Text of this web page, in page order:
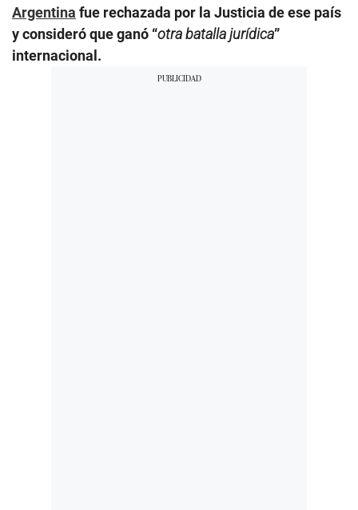
Argentina fue rechazada por la Justicia de ese país
y consideró que ganó “otra batalla jurídica”
internacional.